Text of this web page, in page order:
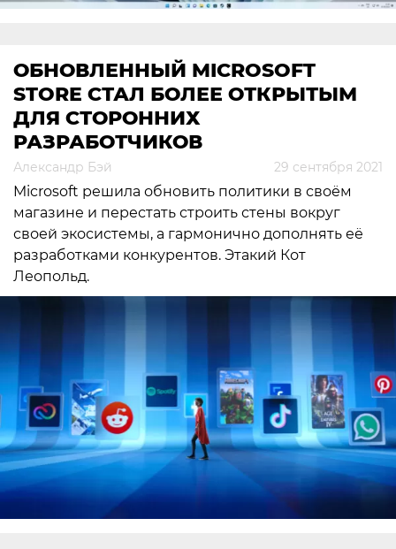
ОБНОВЛЕННЫЙ MICROSOFT
STORE СТАЛ БОЛЕЕ ОТКРЫТЫМ
ДЛЯ СТОРОННИХ
РАЗРАБОТЧИКОВ
Александр Бэй 29 сентября 2021
Microsoft решила обновить политики в своём
магазине и перестать строить стены вокруг
своей экосистемы, а гармонично дополнять её
разработками конкурентов. Этакий Кот
Леопольд.